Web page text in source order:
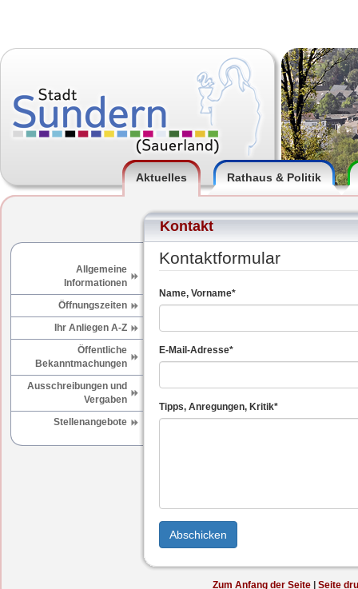
Aktuelles Rathaus & Politik
Kontakt
Allgemeine
Informationen
Öffnungszeiten
Ihr Anliegen A-Z
Öffentliche
Bekanntmachungen
Ausschreibungen und
Vergaben
Stellenangebote
Kontaktformular
Name, Vorname*
E-Mail-Adresse*
Tipps, Anregungen, Kritik*
Zum Anfang der Seite Seite